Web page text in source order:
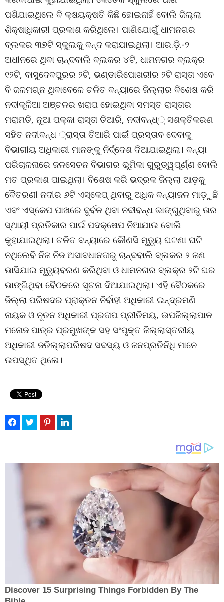
ପଶିଯାଇଥିଲେ ବି କ୍ଷୟକ୍ଷତି କିଛି ହୋଇନାହିଁ ବୋଲି ଜିଲ୍ଲା
ଶିକ୍ଷାଧିକାରୀ ପ୍ରକାଶ କରିଥିଲେ। ପାଣିଯୋଗୁଁ ଧାମନଗର
ବ୍ଲକର ୩୭ଟି ସ୍କୁଲକୁ ବନ୍ଦ କରାଯାଇଥିଲା। ଆର.ଡ଼ି.-୨
ଅଧୀନରେ ଥିବା ଚାନ୍ଦବାଲି ବ୍ଲକର ୪ଟି, ଧାମନଗର ବ୍ଲକ୍‌ର
୧୨ଟି, ବାସୁଦେବପୁରର ୨ଟି, ଭଣ୍ଡାରିପୋଖରୀର ୨ଟି ରାସ୍ତା ଏବେ
ବି ଜଳମଗ୍ନ ଥିବାବେଳେ ଚଳିତ ବନ୍ୟାରେ ଜିଲ୍ଲାର ବିଶେଷ କରି
ନଦୀକୂଳିଆ ଅଞ୍ଚଳର ଖରାପ ହୋଇଥିବା ସମସ୍ତ ରାସ୍ତାର
ମରାମତି, ନୂଆ ପକ୍‌କା ରାସ୍ତା ତିଆରି, ନଦୀବନ୍ଧ୍‌୍ ସଶକ୍ତିକରଣ
ସହିତ ନଦୀବନ୍ଧ ୍‌ରାସ୍ତା ତିଆରି ପାଇଁ ପ୍ରସ୍ତାବ ଦେବାକୁ
ବିଭାଗୀୟ ଅଧିକାରୀ ମାନଙ୍କୁ ନିର୍ଦ୍ଦେଶ ଦିଆଯାଇଥିଲା। ବନ୍ୟା
ପରିଚାଳନାରେ ଜଳସେଚନ ବିଭାଗର ଭୂମିକା ଗୁରୁତ୍ୱପୂର୍ଣ୍ଣ ବୋଲି
ମତ ପ୍ରକାଶ ପାଇଥିଲା। ବିଶେଷ କରି ଭଦ୍ରକ ଜିଲ୍ଲା ଆଡ଼କୁ
ବୈତରଣୀ ନଦୀର ୬ଟି ଏସ୍‌କେପ୍ ଥିବାରୁ ଅଧିକ ବନ୍ୟାଜଳ ମାଡ଼ୁଛି
ଏବଂ ଏସ୍‌କେପ ପାଖରେ ଦୁର୍ବଳ ଥିବା ନଦୀବନ୍ଧ ଭାଙ୍ଗୁଥିବାରୁ ତାର
ସ୍ଥାୟୀ ପ୍ରତିକାର ପାଇଁ ପଦକ୍ଷେପ ନିଆଯାଉ ବୋଲି
କୁହାଯାଇଥିଲା। ଚଳିତ ବନ୍ୟାରେ କୌଣସି ମୃତ୍ୟୁ ଘଟଣା ଘଟି
ନଥିଲେବି ନିଜ ନିଜ ଅସାବଧାନତାରୁ ଚାନ୍ଦବାଲି ବ୍ଲକର ୨ ଜଣ
ଭାସିଯାଇ ମୃତ୍ୟୁବରଣ କରିଥିବା ଓ ଧାମନଗର ବ୍ଲକ୍‌ର ୨ଟି ଘର
ଭାଙ୍ଗିଥିବା ବୈଠକରେ ସୂଚନା ଦିଆଯାଇଥିଲା। ଏହି ବୈଠକରେ
ଜିଲ୍ଲା ପରିଷଦର ପ୍ରାକ୍ତନ ନିର୍ବାହୀ ଅଧିକାରୀ ଇନ୍ଦ୍ରମଣି
ନାୟକ ଓ ନୂତନ ଅଧିକାରୀ ପ୍ରତାପ ପ୍ରୀତିମୟ, ଉପଜିଲ୍ଲାପାଳ
ମନୋଜ ପାତ୍ର ପ୍ରମୁଖଙ୍କ ସହ ସଂପୃକ୍ତ ଜିଲ୍ଲାସ୍ତରୀୟ
ଅଧିକାରୀ ଜତିଲ୍ଲାପରିଷଦ ସଦସ୍ୟ ଓ ଜନପ୍ରତିନିଧି ମାନେ
ଉପସ୍ଥିତ ଥିଲେ।